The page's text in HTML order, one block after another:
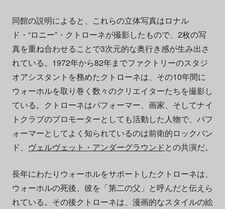
同館の説明によると、これらの立体写真はロナル
ド・“ロニー”・クトローネが撮影したもので、2枚の写
真を重ね合わせることで3次元的な奥行き感が生み出さ
れている。1972年から82年までファクトリーのスタジ
オアシスタントを務めたクトローネは、その10年間に
ウォーホルを取り巻く数々のクリエイターたちを撮影し
ている。クトローネはパフォーマー、画家、そしてナイ
トクラブのプロモーターとしても活動した人物で、パフ
ォーマーとしてよく知られているのは前衛的ロックバン
ド、 ヴェルヴェット・アンダーグラウンドとの共演だ。
長年にわたりウォーホルをサポートしたクトローネは、
ウォーホルの死後、彼を「第二の父」と呼んだと伝えら
れている。その後クトローネは、漫画的なスタイルの絵